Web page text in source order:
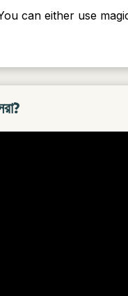
can either use